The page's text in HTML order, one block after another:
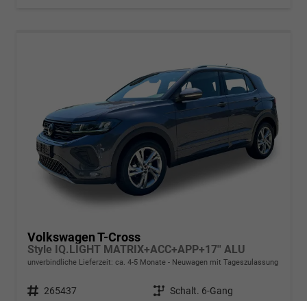
Volkswagen T-Cross
Style IQ.LIGHT MATRIX+ACC+APP+17'' ALU
unverbindliche Lieferzeit: ca. 4-5 Monate Neuwagen mit Tageszulassung
Fahrzeugnr. 265437 Getriebe Schalt. 6-Gang